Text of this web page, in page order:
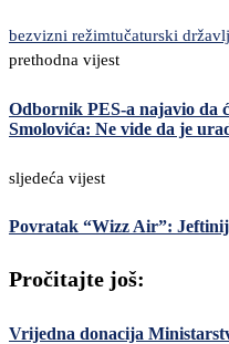
bezvizni režimtučaturski
prethodna vijest
Odbornik PES-a najavio da
Smolovića: Ne vide da je
sljedeća vijest
Povratak “Wizz Air”:
Pročitajte još:
Vrijedna donacija